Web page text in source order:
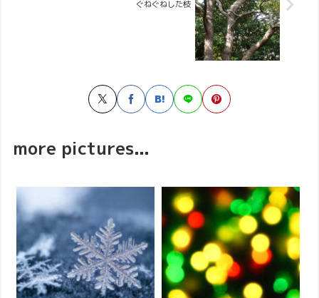
ぐねぐねした枝
more pictures...